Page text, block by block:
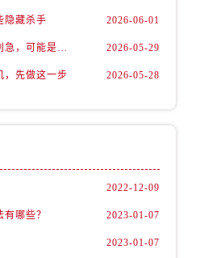
隐藏杀手 2026-06-01
2026-05-29
，先做这一步 2026-05-28
2022-12-09
哪些？ 2023-01-07
2023-01-07